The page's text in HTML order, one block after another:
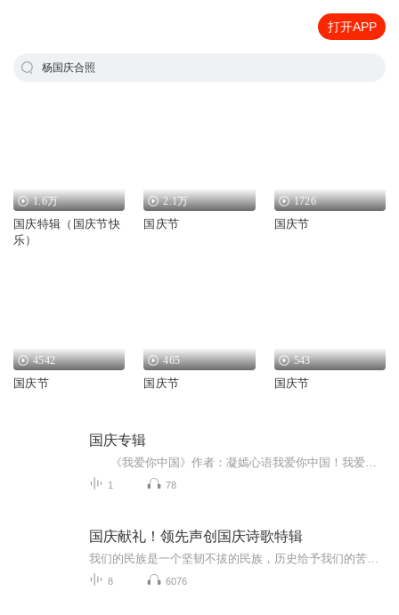
打开APP
杨国庆合照
1.6万
国庆特辑（国庆节快
乐）
2.1万
国庆节
1726
国庆节
4542
国庆节
465
国庆节
543
国庆节
国庆专辑
1 78
国庆献礼！领先声创国庆诗歌特辑
8 6076